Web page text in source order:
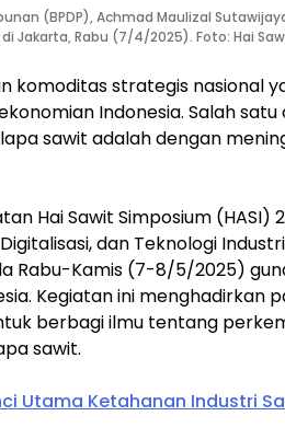
(BPDP), Achmad Maulizal
Jakarta, Rabu (7/4/2025). Foto: Hai
komoditas strategis nasional
Indonesia. Salah satu
sawit adalah dengan
Hai Sawit Simposium (HASI)
dan Teknologi
Rabu-Kamis (7-8/5/2025)
Kegiatan ini menghadirkan
berbagi ilmu tentang
sawit.
Utama Ketahanan Industri